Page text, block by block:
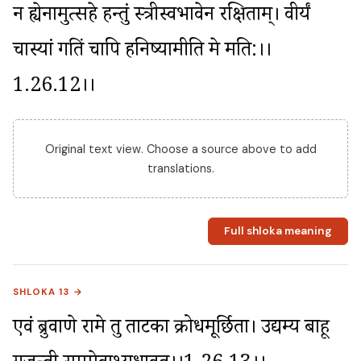
न ह्येनामुत्सहे हन्तुं स्त्रीस्वभावेन रक्षिताम्। वीर्यं
चास्यां गतिं चापि हनिष्यामीति मे मति:।।
1.26.12।।
Original text view. Choose a source above to add
translations.
Full shloka meaning
SHLOKA 13 →
एवं ब्रुवाणे रामे तु ताटका क्रोधमूर्छिता। उद्यम्य बाहू